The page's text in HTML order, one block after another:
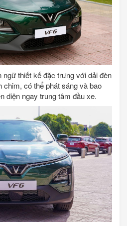
thiết kế đặc trưng với dải đèn
chim, có thể phát sáng và bao
diện ngay trung tâm đầu xe.